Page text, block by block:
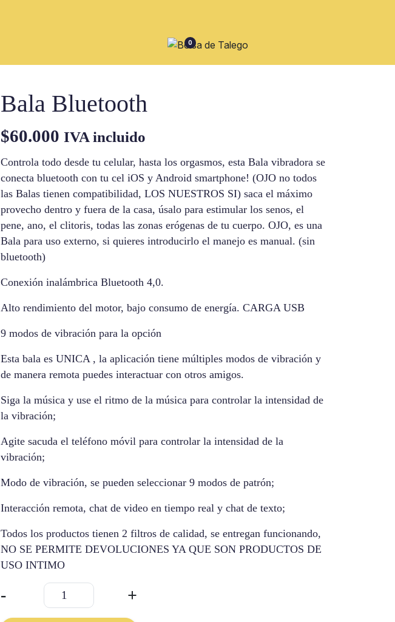
0
Bala Bluetooth
$60.000 IVA incluido
Controla todo desde tu celular, hasta los orgasmos, esta Bala vibradora se
conecta bluetooth con tu cel iOS y Android smartphone! (OJO no todos
las Balas tienen compatibilidad, LOS NUESTROS SI) saca el máximo
provecho dentro y fuera de la casa, úsalo para estimular los senos, el
pene, ano, el clitoris, todas las zonas erógenas de tu cuerpo. OJO, es una
Bala para uso externo, si quieres introducirlo el manejo es manual. (sin
bluetooth)
Conexión inalámbrica Bluetooth 4,0.
Alto rendimiento del motor, bajo consumo de energía. CARGA USB
9 modos de vibración para la opción
Esta bala es UNICA , la aplicación tiene múltiples modos de vibración y
de manera remota puedes interactuar con otros amigos.
Siga la música y use el ritmo de la música para controlar la intensidad de
la vibración;
Agite sacuda el teléfono móvil para controlar la intensidad de la
vibración;
Modo de vibración, se pueden seleccionar 9 modos de patrón;
Interacción remota, chat de video en tiempo real y chat de texto;
Todos los productos tienen 2 filtros de calidad, se entregan funcionando,
NO SE PERMITE DEVOLUCIONES YA QUE SON PRODUCTOS DE
USO INTIMO
-
Bluetooth
cantidad
+